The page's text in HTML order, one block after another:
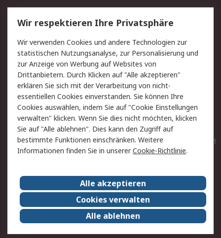
Service
Value Added Services
Lieferlösungen
Rücksendungen
Kontakt
Hilfe
Privatkunden
Rechtliches
AGB
Datenschutz
Cookie-Richtlinie
Zahlungsbedingungen
Copyright/Impressum
Entsorgung
Elektrogeräte/Batterien
RS weltweit
Karriere bei RS
Nachhaltigkeit
Qualität/Umwelt/ZertifikatePresse-Center
Event-Center
Wir respektieren Ihre Privatsphäre
Wir verwenden Cookies und andere Technologien zur
statistischen Nutzungsanalyse, zur Personalisierung und
zur Anzeige von Werbung auf Websites von
Drittanbietern. Durch Klicken auf "Alle akzeptieren"
erklären Sie sich mit der Verarbeitung von nicht-
essentiellen Cookies einverstanden. Sie können Ihre
Cookies auswählen, indem Sie auf "Cookie Einstellungen
verwalten" klicken. Wenn Sie dies nicht möchten, klicken
Sie auf "Alle ablehnen". Dies kann den Zugriff auf
bestimmte Funktionen einschränken. Weitere
Informationen finden Sie in unsererCookie-Richtlinie.
Alle akzeptieren
Cookies verwalten
Alle ablehnen